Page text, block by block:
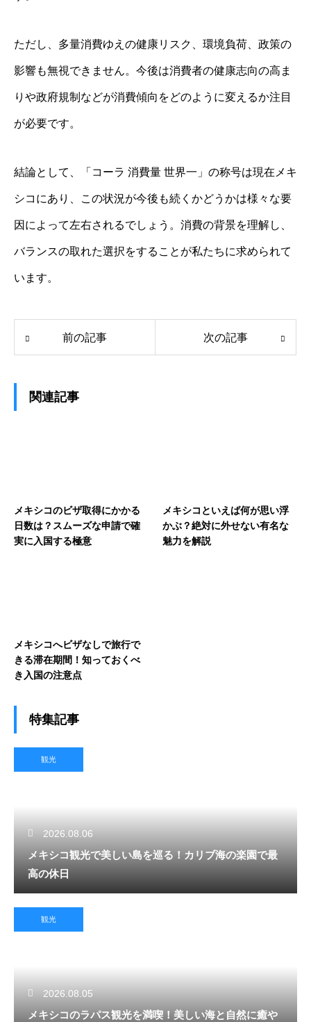
ただし、多量消費ゆえの健康リスク、環境負荷、政策の
影響も無視できません。今後は消費者の健康志向の高ま
りや政府規制などが消費傾向をどのように変えるか注目
が必要です。
結論として、「コーラ 消費量 世界一」の称号は現在メキ
シコにあり、この状況が今後も続くかどうかは様々な要
因によって左右されるでしょう。消費の背景を理解し、
バランスの取れた選択をすることが私たちに求められて
います。
前の記事 次の記事
関連記事
メキシコのビザ取得にかかる
日数は？スムーズな申請で確
実に入国する極意
メキシコといえば何が思い浮
かぶ？絶対に外せない有名な
魅力を解説
メキシコへビザなしで旅行で
きる滞在期間！知っておくべ
き入国の注意点
特集記事
観光
2026.08.06
メキシコ観光で美しい島を巡る！カリブ海の楽園で最
高の休日
観光
2026.08.05
メキシコのラパス観光を満喫！美しい海と自然に癒や